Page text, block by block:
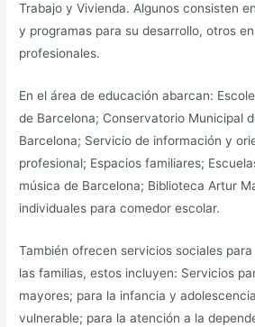
Trabajo y Vivienda. Algunos consisten
y programas para su desarrollo, otros
profesionales.
En el área de educación abarcan:
de Barcelona; Conservatorio Municipal
Barcelona; Servicio de información y
profesional; Espacios familiares;
música de Barcelona; Biblioteca Artur
individuales para comedor escolar.
También ofrecen servicios sociales
las familias, estos incluyen: Servicios
mayores; para la infancia y
vulnerable; para la atención a la